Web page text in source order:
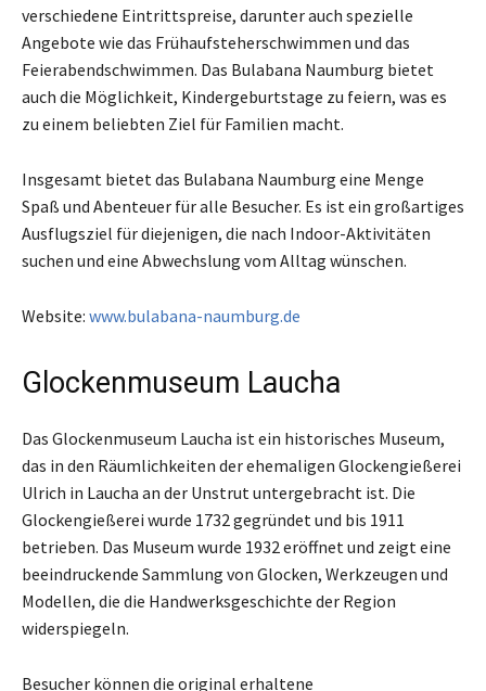
verschiedene Eintrittspreise, darunter auch spezielle
Angebote wie das Frühaufsteherschwimmen und das
Feierabendschwimmen. Das Bulabana Naumburg bietet
auch die Möglichkeit, Kindergeburtstage zu feiern, was es
zu einem beliebten Ziel für Familien macht.
Insgesamt bietet das Bulabana Naumburg eine Menge
Spaß und Abenteuer für alle Besucher. Es ist ein großartiges
Ausflugsziel für diejenigen, die nach Indoor-Aktivitäten
suchen und eine Abwechslung vom Alltag wünschen.
Website: www.bulabana-naumburg.de
Glockenmuseum Laucha
Das Glockenmuseum Laucha ist ein historisches Museum,
das in den Räumlichkeiten der ehemaligen Glockengießerei
Ulrich in Laucha an der Unstrut untergebracht ist. Die
Glockengießerei wurde 1732 gegründet und bis 1911
betrieben. Das Museum wurde 1932 eröffnet und zeigt eine
beeindruckende Sammlung von Glocken, Werkzeugen und
Modellen, die die Handwerksgeschichte der Region
widerspiegeln.
Besucher können die original erhaltene